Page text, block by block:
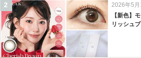
2
2026年5月
【新色】
リッシュ